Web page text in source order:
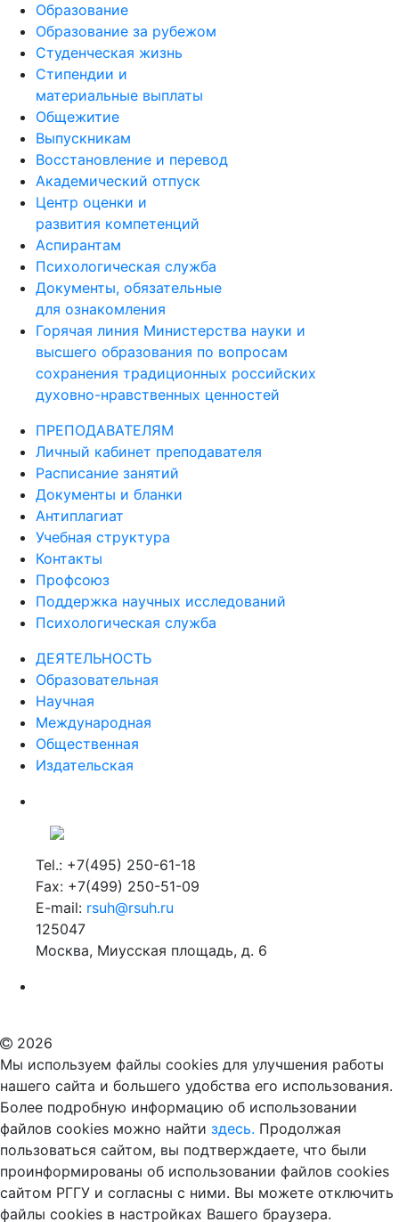
Образование
Образование за рубежом
Студенческая жизнь
Стипендии и
материальные выплаты
Общежитие
Выпускникам
Восстановление и перевод
Академический отпуск
Центр оценки и
развития компетенций
Аспирантам
Психологическая служба
Документы, обязательные
для ознакомления
Горячая линия Министерства науки и
высшего образования по вопросам
сохранения традиционных российских
духовно-нравственных ценностей
ПРЕПОДАВАТЕЛЯМ
Личный кабинет преподавателя
Расписание занятий
Документы и бланки
Антиплагиат
Учебная структура
Контакты
Профсоюз
Поддержка научных исследований
Психологическая служба
ДЕЯТЕЛЬНОСТЬ
Образовательная
Научная
Международная
Общественная
Издательская
Tel.: +7(495) 250-61-18
Fax: +7(499) 250-51-09
E-mail: rsuh@rsuh.ru
125047
Москва, Миусская площадь, д. 6
2026
Мы используем файлы cookies для улучшения работы
нашего сайта и большего удобства его использования.
Более подробную информацию об использовании
файлов cookies можно найти здесь. Продолжая
пользоваться сайтом, вы подтверждаете, что были
проинформированы об использовании файлов cookies
сайтом РГГУ и согласны с ними. Вы можете отключить
файлы cookies в настройках Вашего браузера.